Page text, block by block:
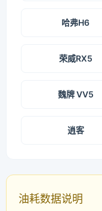
哈弗H6
荣威RX5
魏牌 VV5
逍客
油耗数据说明